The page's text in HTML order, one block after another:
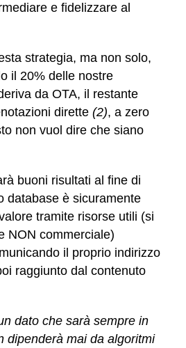
e fidelizzare al
strategia, ma non solo,
il 20% delle nostre
da OTA, il restante
dirette (2), a zero
non vuol dire che siano
buoni risultati al fine di
database è sicuramente
tramite risorse utili (si
NON commerciale)
il proprio indirizzo
raggiunto dal contenuto
dato che sarà sempre in
dipenderà mai da algoritmi